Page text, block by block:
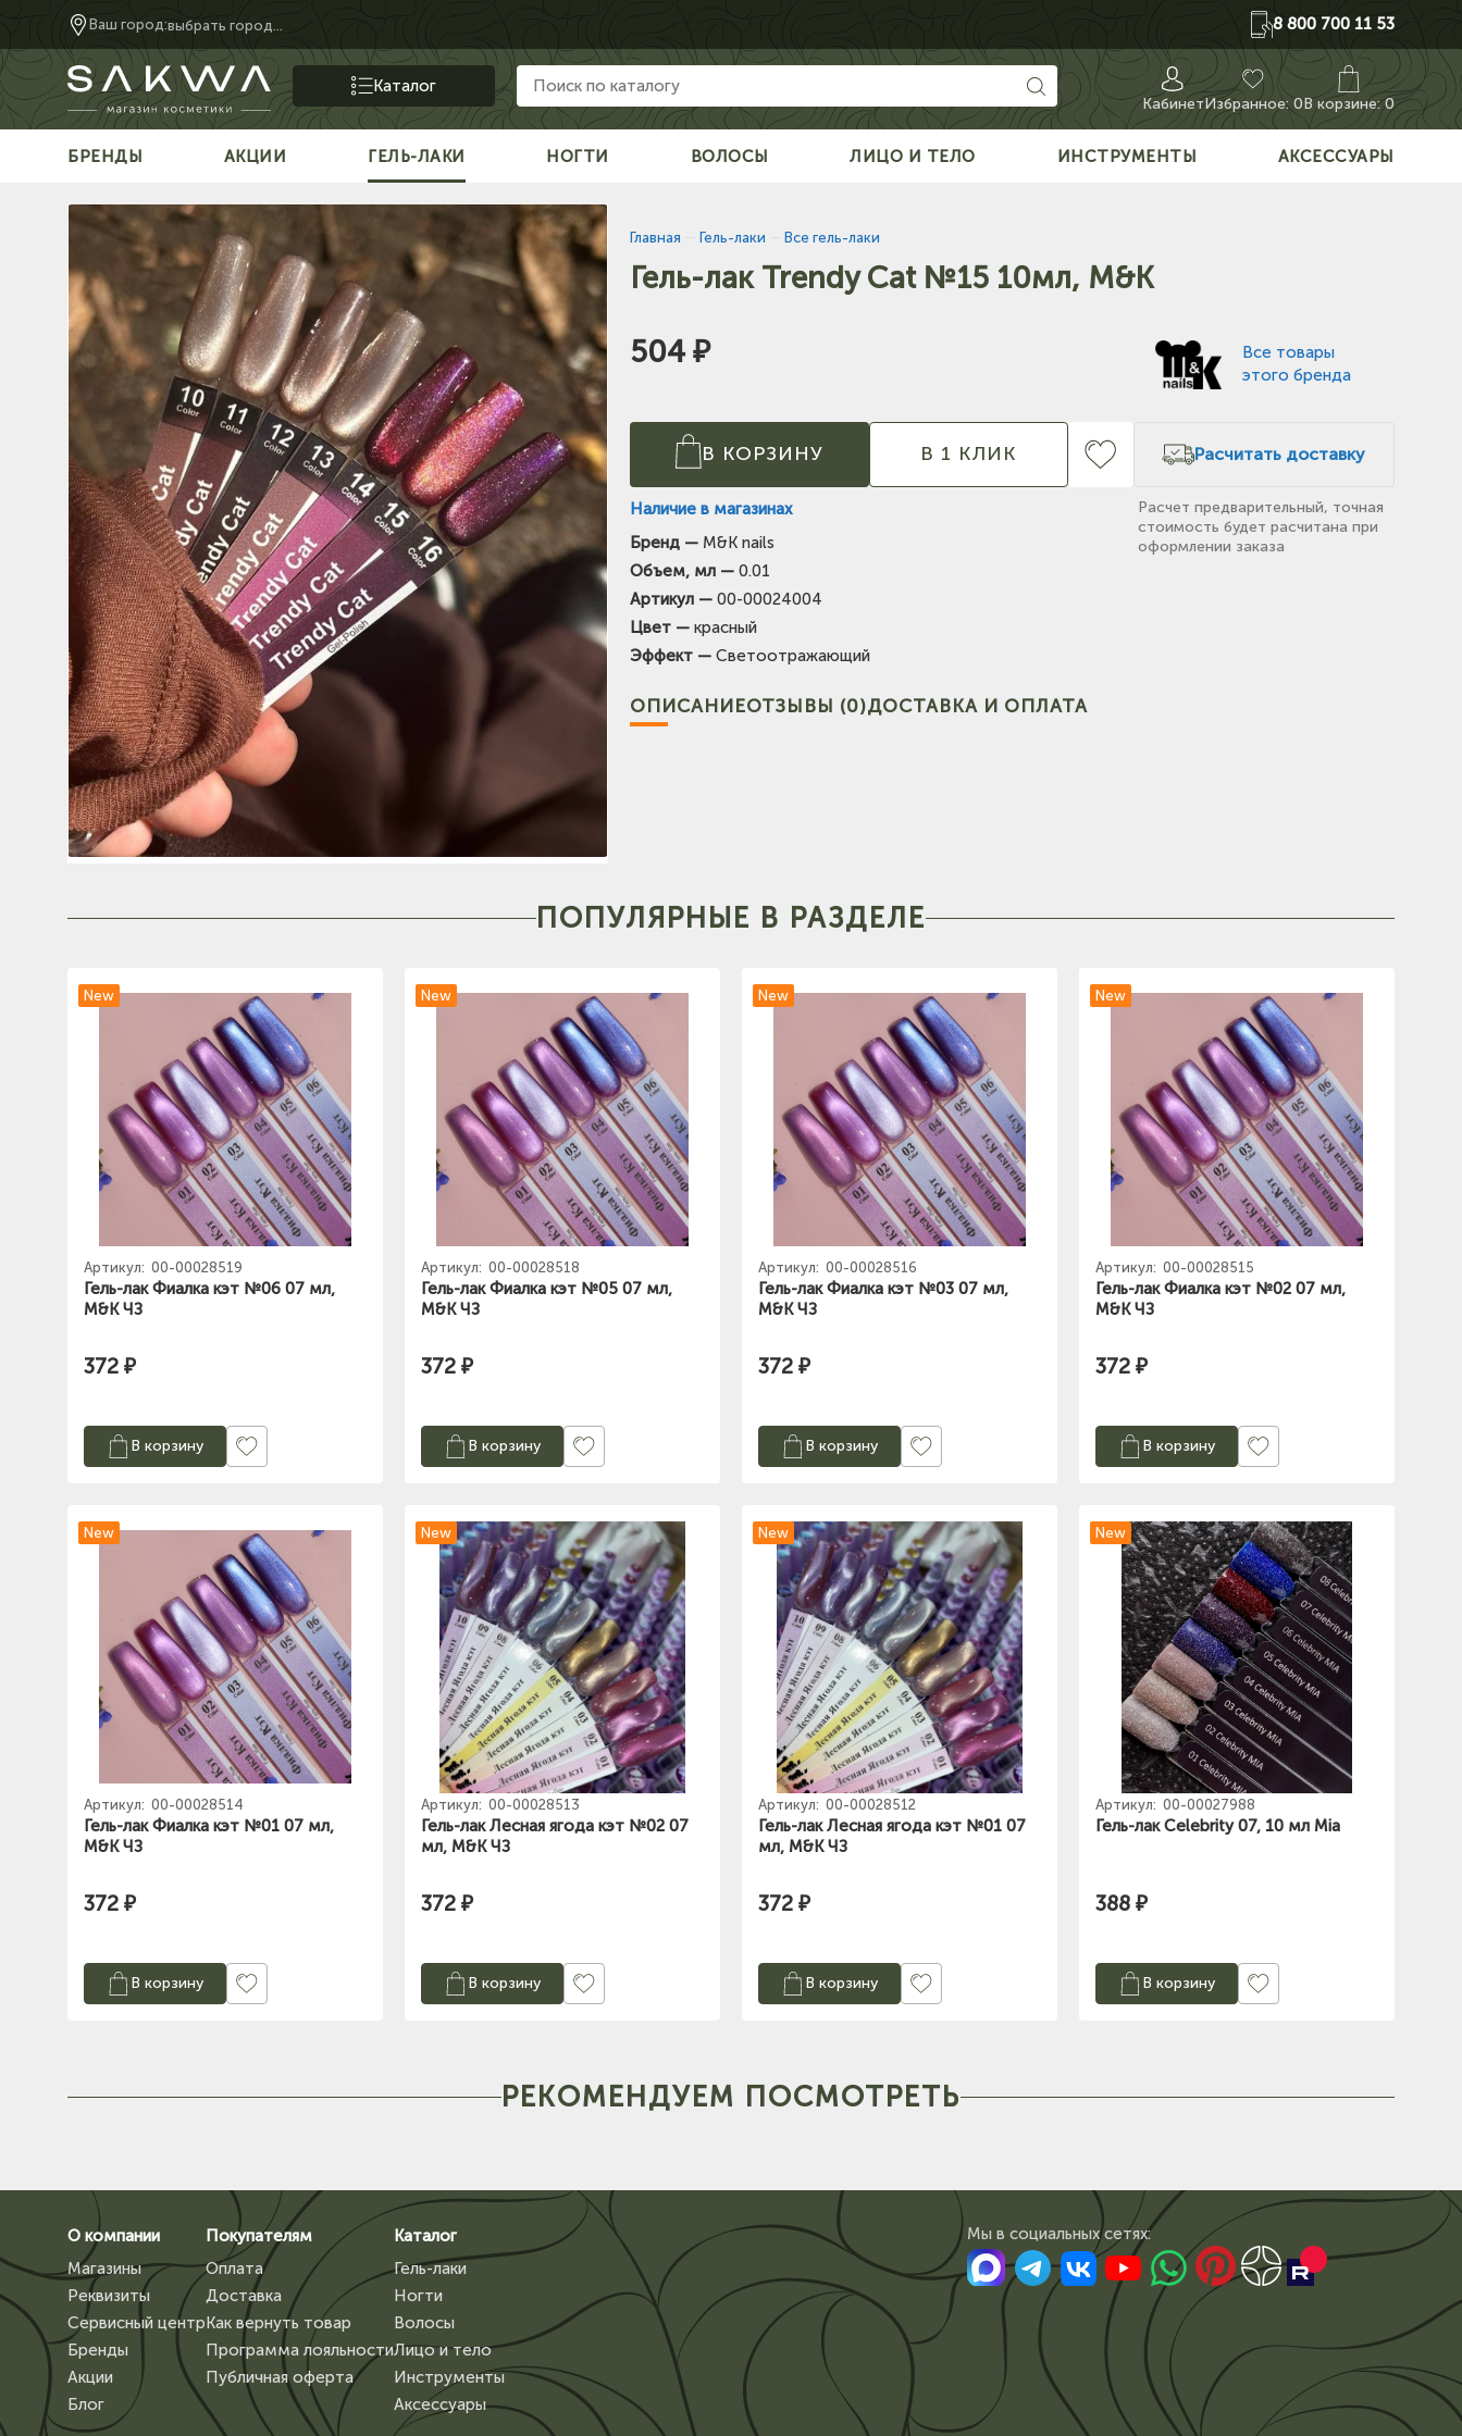
Ваш город:выбрать город... 8 800 700 11 53
Каталог
КабинетИзбранное:0В корзине: 0
БРЕНДЫ АКЦИИ ГЕЛЬ-ЛАКИ НОГТИ ВОЛОСЫ ЛИЦО И ТЕЛО ИНСТРУМЕНТЫ АКСЕССУАРЫ
Главная Гель-лаки Все гель-лаки
Гель-лак Trendy Cat №15 10мл, M&K
504 ₽
Все товары
этого бренда
В КОРЗИНУ В 1 КЛИК Расчитать доставку
Наличие в магазинах
Тел: +7-3852-721-001
Тел: +7-960-965-6706
Бренд — M&K nails
Объем, мл — 0.01
Артикул — 00-00024004
Цвет — красный
Эффект — Светоотражающий
Расчет предварительный, точная
стоимость будет расчитана при
оформлении заказа
ОПИСАНИЕОТЗЫВЫ (0)ДОСТАВКА И ОПЛАТА
ПОПУЛЯРНЫЕ В РАЗДЕЛЕ
New
Артикул: 00-00028519
Гель-лак Фиалка кэт №06 07 мл,
M&K ЧЗ
372 ₽
В корзину
New
Артикул: 00-00028518
Гель-лак Фиалка кэт №05 07 мл,
M&K ЧЗ
372 ₽
В корзину
New
Артикул: 00-00028516
Гель-лак Фиалка кэт №03 07 мл,
M&K ЧЗ
372 ₽
В корзину
New
Артикул: 00-00028515
Гель-лак Фиалка кэт №02 07 мл,
M&K ЧЗ
372 ₽
В корзину
New
Артикул: 00-00028514
Гель-лак Фиалка кэт №01 07 мл,
M&K ЧЗ
372 ₽
В корзину
New
Артикул: 00-00028513
Гель-лак Лесная ягода кэт №02 07
мл, M&K ЧЗ
372 ₽
В корзину
New
Артикул: 00-00028512
Гель-лак Лесная ягода кэт №01 07
мл, M&K ЧЗ
372 ₽
В корзину
New
Артикул: 00-00027988
Гель-лак Celebrity 07, 10 мл Mia
388 ₽
В корзину
РЕКОМЕНДУЕМ ПОСМОТРЕТЬ
О компании
Магазины
Реквизиты
Сервисный центр
Бренды
Акции
Блог
Покупателям
Оплата
Доставка
Как вернуть товар
Программа лояльности
Публичная оферта
Каталог
Гель-лаки
Ногти
Волосы
Лицо и тело
Инструменты
Аксессуары
Мы в сoциальных сетях: